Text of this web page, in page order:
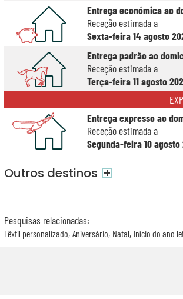
Entrega económica ao
Receção estimada a
Sexta-feira 14 agosto
Entrega padrão ao
Receção estimada a
Terça-feira 11 agosto
Entrega expresso ao
Receção estimada a
Segunda-feira 10 agosto
Outros destinos +
Pesquisas relacionadas:
Têxtil personalizado Aniversário Natal Início do ano